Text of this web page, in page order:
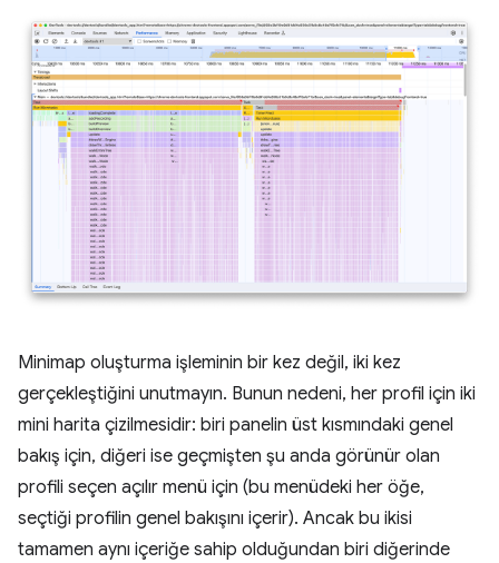
Minimap oluşturma işleminin bir kez değil, iki kez
gerçekleştiğini unutmayın. Bunun nedeni, her profil için iki
mini harita çizilmesidir: biri panelin üst kısmındaki genel
bakış için, diğeri ise geçmişten şu anda görünür olan
profili seçen açılır menü için (bu menüdeki her öğe,
seçtiği profilin genel bakışını içerir). Ancak bu ikisi
tamamen aynı içeriğe sahip olduğundan biri diğerinde